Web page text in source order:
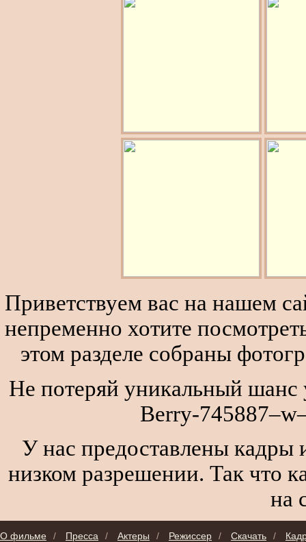
Приветствуем вас на нашем
непременно хотите
этом разделе собраны
Не потеряй уникальный
Berry-
У нас предоставлены кадры
низком разрешении. Так что
на
О фильме / Пресса / Актеры / Режиссер / Скачать /